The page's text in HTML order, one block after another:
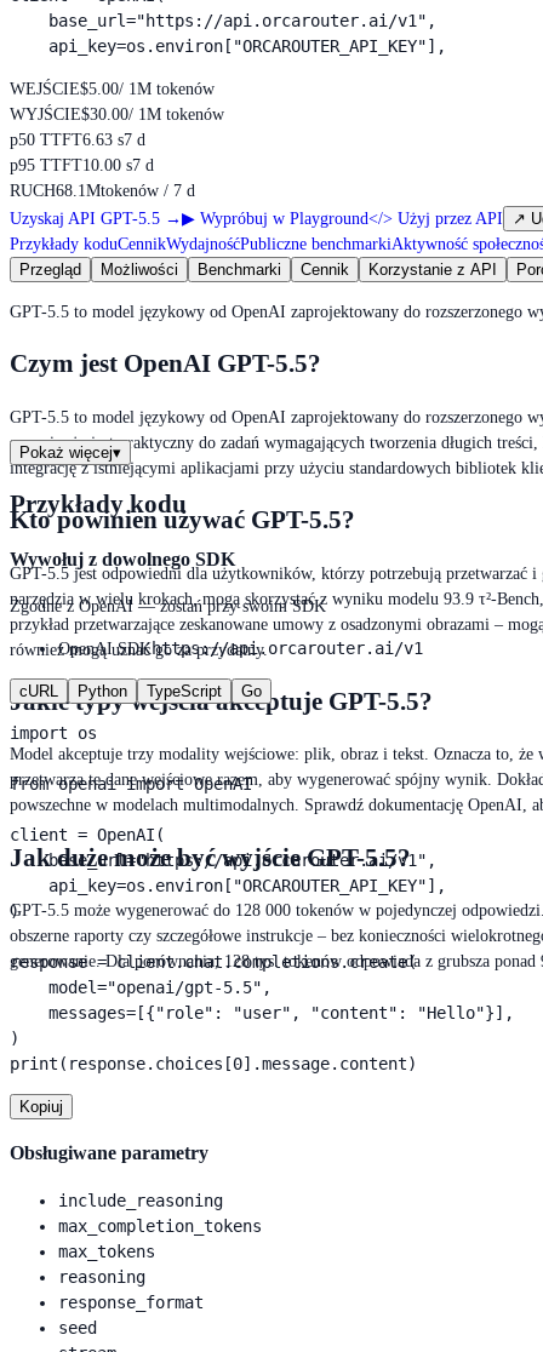
    base_url="https://api.orcarouter.ai/v1",
    api_key=os.environ["ORCAROUTER_API_KEY"],
WEJŚCIE$5.00/ 1M tokenów
WYJŚCIE$30.00/ 1M tokenów
p50 TTFT6.63 s7 d
p95 TTFT10.00 s7 d
RUCH68.1Mtokenów / 7 d
Uzyskaj API GPT-5.5 → ▶ Wypróbuj w Playground</> Użyj przez API ↗
Przykłady koduCennikWydajnośćPubliczne benchmarkiAktywność
Przegląd
Możliwości Benchmarki Cennik Korzystanie z API
GPT-5.5 to model językowy od OpenAI zaprojektowany do rozszerzonego
Czym jest OpenAI GPT-5.5?
GPT-5.5 to model językowy od OpenAI zaprojektowany do rozszerzonego
sprawia, że jest praktyczny do zadań wymagających tworzenia długich
integrację z istniejącymi aplikacjami przy użyciu standardowych bibliotek
Kto powinien używać GPT-5.5?
GPT-5.5 jest odpowiedni dla użytkowników, którzy potrzebują przetwarzać
narzędzia w wielu krokach, mogą skorzystać z wyniku modelu 93.9 τ²-
przykład przetwarzające zeskanowane umowy z osadzonymi obrazami –
również mogą uznać go za przydatny.
Jakie typy wejścia akceptuje GPT-5.5?
Model akceptuje trzy modality wejściowe: plik, obraz i tekst. Oznacza to,
przetwarza te dane wejściowe razem, aby wygenerować spójny wynik.
powszechne w modelach multimodalnych. Sprawdź dokumentację OpenAI,
Jak duże może być wyjście GPT-5.5?
GPT-5.5 może wygenerować do 128 000 tokenów w pojedynczej
obszerne raporty czy szczegółowe instrukcje – bez konieczności
generowanie. Dla porównania, 128 tys. tokenów odpowiada z grubsza
Pokaż więcej▾
Przykłady kodu
Wywołuj z dowolnego SDK
Zgodne z OpenAI — zostań przy swoim SDK
OpenAI SDKhttps://api.orcarouter.ai/v1
cURL Python TypeScript Go
import os
from openai import OpenAI
client = OpenAI(
    base_url="https://api.orcarouter.ai/v1",
    api_key=os.environ["ORCAROUTER_API_KEY"],
)
response = client.chat.completions.create(
    model="openai/gpt-5.5",
    messages=[{"role": "user", "content": "Hello"}],
)
print(response.choices[0].message.content)
Kopiuj
Obsługiwane parametry
include_reasoning
max_completion_tokens
max_tokens
reasoning
response_format
seed